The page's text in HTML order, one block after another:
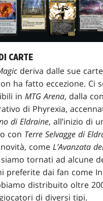
CARTE
deriva dalle sue
ha fatto eccezione. Ci
inMTG Arena, dalla
di Phyrexia,
di Eldraine, all’inizio di
con Terre Selvagge di
comeL’Avanzata
siamo tornati ad alcune
preferite dai fan come
distribuito oltre
di diversi tipi.